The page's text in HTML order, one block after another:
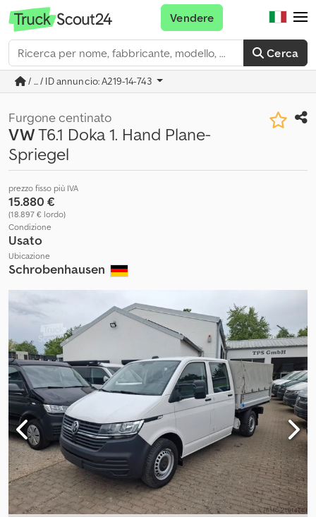
Cerca
Vendere
/ ... / ID annuncio: A219-14-743
Furgone centinato
VWT6.1 Doka 1. Hand Plane-
Spriegel
prezzo fisso più IVA
15.880 €
(18.897 € lordo)
Condizione
Usato
Ubicazione
Schrobenhausen